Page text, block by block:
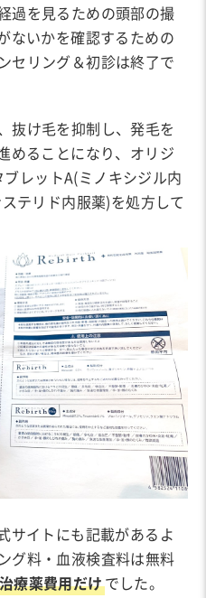
過を見るための頭部の撮
ないかを確認するための
セリング＆初診は終了で
抜け毛を抑制し、発毛を
めることになり、オリジ
レットA(ミノキシジル内
テリド内服薬)を処方して
サイトにも記載があるよ
グ料・血液検査料は無料
療薬費用だけでした。